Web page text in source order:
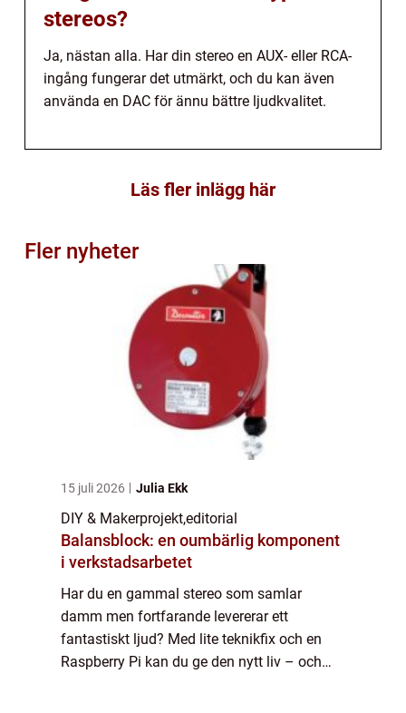
stereos?
Ja, nästan alla. Har din stereo en AUX- eller RCA-
ingång fungerar det utmärkt, och du kan även
använda en DAC för ännu bättre ljudkvalitet.
Läs fler inlägg här
Fler nyheter
15 juli 2026 Julia Ekk
DIY & Makerprojekt,editorial
Balansblock: en oumbärlig komponent
i verkstadsarbetet
Har du en gammal stereo som samlar
damm men fortfarande levererar ett
fantastiskt ljud? Med lite teknikfix och en
Raspberry Pi kan du ge den nytt liv – och